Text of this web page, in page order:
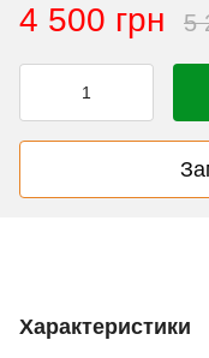
4 500 грн 5
Характеристики